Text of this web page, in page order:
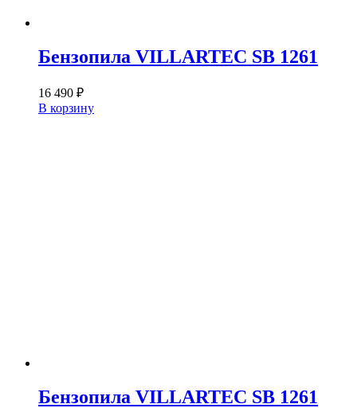
Бензопила VILLARTEC SB 1261
16 490 ₽
В корзину
Бензопила VILLARTEC SB 1261